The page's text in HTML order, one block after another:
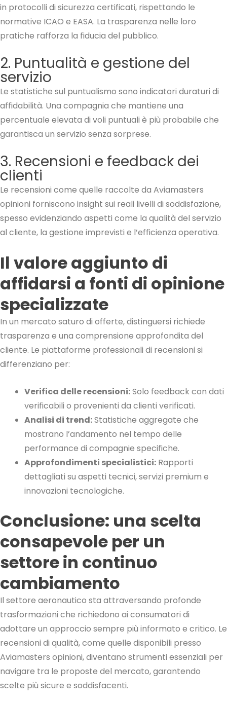
in protocolli di sicurezza certificati, rispettando le
normative ICAO e EASA. La trasparenza nelle loro
pratiche rafforza la fiducia del pubblico.
2. Puntualità e gestione del
servizio
Le statistiche sul puntualismo sono indicatori duraturi di
affidabilità. Una compagnia che mantiene una
percentuale elevata di voli puntuali è più probabile che
garantisca un servizio senza sorprese.
3. Recensioni e feedback dei
clienti
Le recensioni come quelle raccolte da Aviamasters
opinioni forniscono insight sui reali livelli di soddisfazione,
spesso evidenziando aspetti come la qualità del servizio
al cliente, la gestione imprevisti e l’efficienza operativa.
Il valore aggiunto di
affidarsi a fonti di opinione
specializzate
In un mercato saturo di offerte, distinguersi richiede
trasparenza e una comprensione approfondita del
cliente. Le piattaforme professionali di recensioni si
differenziano per:
Verifica delle recensioni:Solo feedback con dati
verificabili o provenienti da clienti verificati.
Analisi di trend:Statistiche aggregate che
mostrano l’andamento nel tempo delle
performance di compagnie specifiche.
Approfondimenti specialistici: Rapporti
dettagliati su aspetti tecnici, servizi premium e
innovazioni tecnologiche.
Conclusione: una scelta
consapevole per un
settore in continuo
cambiamento
Il settore aeronautico sta attraversando profonde
trasformazioni che richiedono ai consumatori di
adottare un approccio sempre più informato e critico. Le
recensioni di qualità, come quelle disponibili presso
Aviamasters opinioni, diventano strumenti essenziali per
navigare tra le proposte del mercato, garantendo
scelte più sicure e soddisfacenti.